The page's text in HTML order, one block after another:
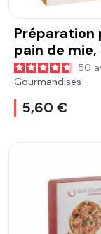
Préparation
pain de mie,
sachets de50
Gourmandises
5,60 €